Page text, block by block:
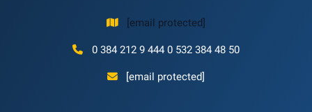
[email protected]
0 384 212 9 444 0 532 384 48 50
[email protected]